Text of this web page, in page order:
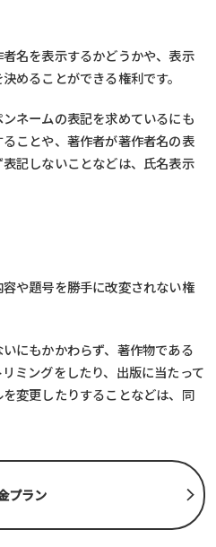
名を表示するかどうかや、表示
めることができる権利です。
ネームの表記を求めているにも
ことや、著作者が著作者名の表
記しないことなどは、氏名表示
や題号を勝手に改変されない権
にもかかわらず、著作物である
ミングをしたり、出版に当たって
変更したりすることなどは、同
プラン